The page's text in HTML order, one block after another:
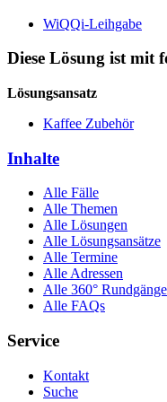
WiQQi-Leihgabe
Diese Lösung ist mit
Lösungsansatz
Kaffee Zubehör
Inhalte
Alle Fälle
Alle Themen
Alle Lösungen
Alle Lösungsansätze
Alle Termine
Alle Adressen
Alle 360° Rundgänge
Alle FAQs
Service
Kontakt
Suche